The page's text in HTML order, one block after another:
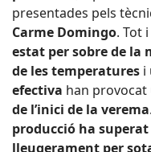
presentades pels
Carme Domingo. Tot
estat per sobre de la
de les temperatures i
efectiva han provocat
de l’inici de la verema
producció ha superat
lleugerament per